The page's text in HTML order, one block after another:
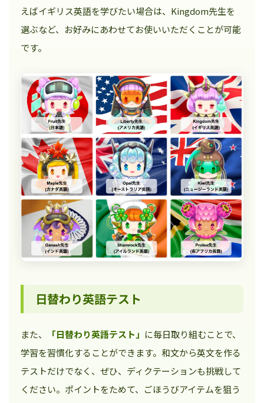
えばイギリス英語を学びたい場合は、Kingdom先生を
選ぶなど、お好みにあわせてお使いいただくことが可能
です。
日替わり英語テスト
また、 「日替わり英語テスト」 に毎日取り組むことで、
学習を習慣化することができます。和文から英文を作る
テストだけでなく、ぜひ、ディクテーションも挑戦して
ください。ポイントをためて、ごほうびアイテムを狙う